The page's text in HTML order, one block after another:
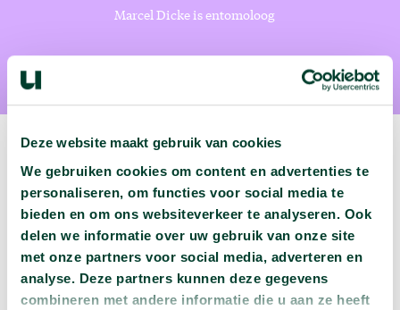
Deze website maakt gebruik van cookies
We gebruiken cookies om content en advertenties te
personaliseren, om functies voor social media te
bieden en om ons websiteverkeer te analyseren. Ook
delen we informatie over uw gebruik van onze site
met onze partners voor social media, adverteren en
analyse. Deze partners kunnen deze gegevens
combineren met andere informatie die u aan ze heeft
Marcel Dicke is entomoloog
Volgende podcast:
Beluister deze podcast